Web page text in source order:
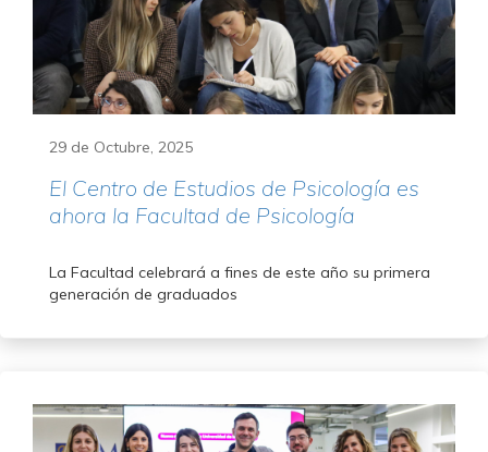
29 de Octubre, 2025
El Centro de Estudios de Psicología es
ahora la Facultad de Psicología
La Facultad celebrará a fines de este año su primera
generación de graduados